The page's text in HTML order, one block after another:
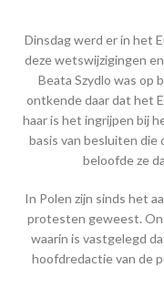
Dinsdag werd er in het
deze wetswijzigingen
Beata Szydlo was op
ontkende daar dat het
haar is het ingrijpen bij
basis van besluiten die
beloofde ze
In Polen zijn sinds het
protesten geweest.
waarin is vastgelegd
hoofdredactie van de